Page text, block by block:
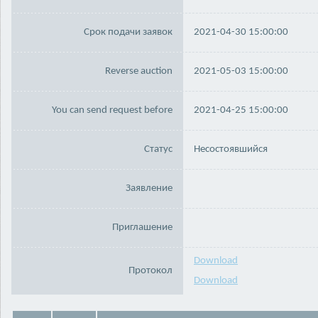
Срок подачи заявок 2021-04-30 15:00:00
Reverse auction 2021-05-03 15:00:00
You can send request before 2021-04-25 15:00:00
Статус Несостоявшийся
Заявление
Приглашение
Протокол
Download
Download